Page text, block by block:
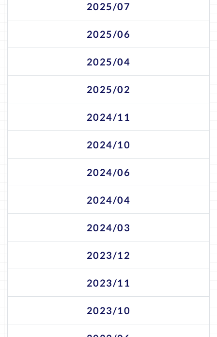
2025/07
2025/06
2025/04
2025/02
2024/11
2024/10
2024/06
2024/04
2024/03
2023/12
2023/11
2023/10